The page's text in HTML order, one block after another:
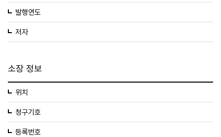
발행연도
저자
소장 정보
위치
청구기호
등록번호